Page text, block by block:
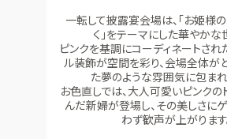
一転して披露宴会場は、「お姫様
く」をテーマにした華やかな
ピンクを基調にコーディネートさ
ル装飾が空間を彩り、会場全体が
た夢のような雰囲気に包まれ
お色直しでは、大人可愛いピンクの
んだ新婦が登場し、その美しさに
わず歓声が上がります